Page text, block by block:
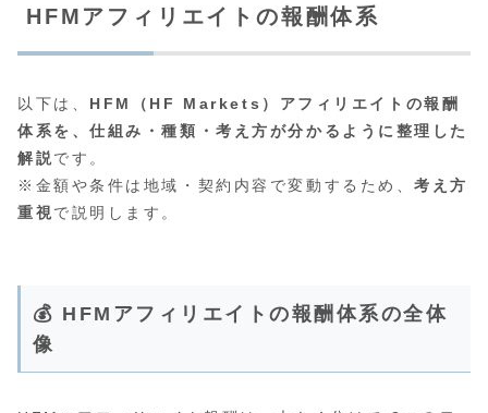
HFMアフィリエイトの報酬体系
以下は、 HFM（HF Markets）アフィリエイトの報酬
体系を、仕組み・種類・考え方が分かるように整理した
解説です。
※金額や条件は地域・契約内容で変動するため、考え方
重視で説明します。
💰 HFMアフィリエイトの報酬体系の全体
像